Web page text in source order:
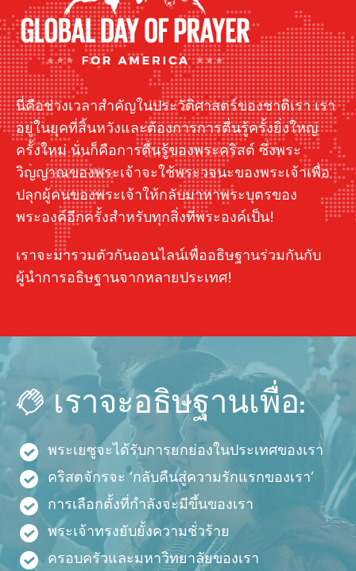
นี่คือช่วงเวลาสำคัญในประวัติศาสตร์ของชาติเรา เรา
อยู่ในยุคที่สิ้นหวังและต้องการการตื่นรู้ครั้งยิ่งใหญ่
ครั้งใหม่ นั่นก็คือการตื่นรู้ของพระคริสต์ ซึ่งพระ
วิญญาณของพระเจ้าจะใช้พระวจนะของพระเจ้าเพื่อ
ปลุกผู้คนของพระเจ้าให้กลับมาหาพระบุตรของ
พระองค์อีกครั้งสำหรับทุกสิ่งที่พระองค์เป็น!
เราจะมารวมตัวกันออนไลน์เพื่ออธิษฐานร่วมกันกับ
ผู้นำการอธิษฐานจากหลายประเทศ!
เราจะอธิษฐานเพื่อ:
พระเยซูจะได้รับการยกย่องในประเทศของเรา
คริสตจักรจะ ‘กลับคืนสู่ความรักแรกของเรา’
การเลือกตั้งที่กำลังจะมีขึ้นของเรา
พระเจ้าทรงยับยั้งความชั่วร้าย
ครอบครัวและมหาวิทยาลัยของเรา